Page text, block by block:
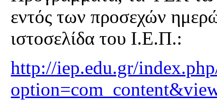
εντός των προσεχών
ιστοσελίδα του Ι.Ε.Π.:
http://iep.edu.gr/